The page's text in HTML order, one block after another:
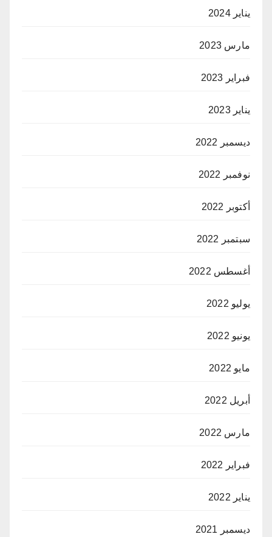
يناير 2024
مارس 2023
فبراير 2023
يناير 2023
ديسمبر 2022
نوفمبر 2022
أكتوبر 2022
سبتمبر 2022
أغسطس 2022
يوليو 2022
يونيو 2022
مايو 2022
أبريل 2022
مارس 2022
فبراير 2022
يناير 2022
ديسمبر 2021